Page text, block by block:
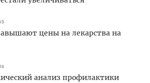
цены на лекарства на
анализ профилактики